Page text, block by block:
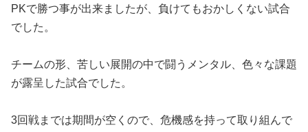
PKで勝つ事が出来ましたが、負けてもおかしくない試合
でした。
チームの形、苦しい展開の中で闘うメンタル、色々な課題
が露呈した試合でした。
3回戦までは期間が空くので、危機感を持って取り組んで